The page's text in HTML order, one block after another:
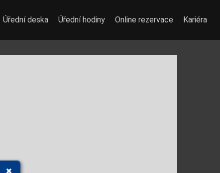
Úřední deska Úřední hodiny Online rezervace Kariéra